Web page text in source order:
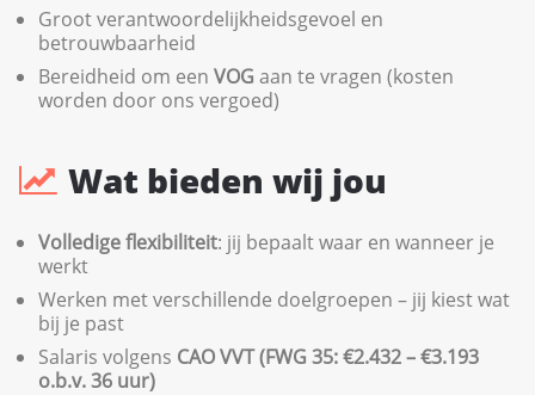
Groot verantwoordelijkheidsgevoel en
betrouwbaarheid
Bereidheid om een VOG aan te vragen (kosten
worden door ons vergoed)
Wat bieden wij jou
Volledige flexibiliteit: jij bepaalt waar en wanneer je
werkt
Werken met verschillende doelgroepen – jij kiest wat
bij je past
Salaris volgens CAO VVT (FWG 35: €2.432 – €3.193
o.b.v. 36 uur)